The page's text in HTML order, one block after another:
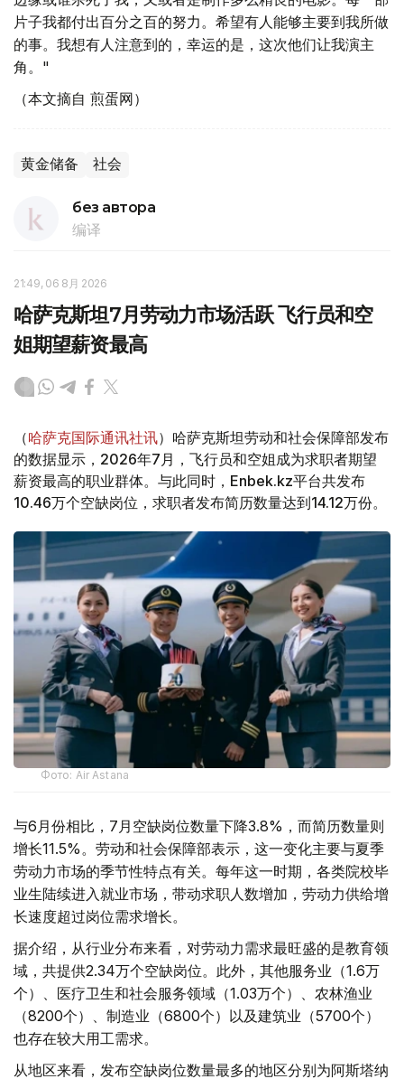
片子我都付出百分之百的努力。希望有人能够主要到我所做
的事。我想有人注意到的，幸运的是，这次他们让我演主
角。"
（本文摘自 煎蛋网）
黄金储备 社会
без автора
编译
21:49, 06 8月 2026
哈萨克斯坦7月劳动力市场活跃 飞行员和空
姐期望薪资最高
（哈萨克国际通讯社讯）哈萨克斯坦劳动和社会保障部发布
的数据显示，2026年7月，飞行员和空姐成为求职者期望
薪资最高的职业群体。与此同时，Enbek.kz平台共发布
10.46万个空缺岗位，求职者发布简历数量达到14.12万份。
Фото: Air Astana
与6月份相比，7月空缺岗位数量下降3.8%，而简历数量则
增长11.5%。劳动和社会保障部表示，这一变化主要与夏季
劳动力市场的季节性特点有关。每年这一时期，各类院校毕
业生陆续进入就业市场，带动求职人数增加，劳动力供给增
长速度超过岗位需求增长。
据介绍，从行业分布来看，对劳动力需求最旺盛的是教育领
域，共提供2.34万个空缺岗位。此外，其他服务业（1.6万
个）、医疗卫生和社会服务领域（1.03万个）、农林渔业
（8200个）、制造业（6800个）以及建筑业（5700个）
也存在较大用工需求。
从地区来看，发布空缺岗位数量最多的地区分别为阿斯塔纳